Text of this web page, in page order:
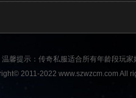
温馨提示：传奇私服适合所有年龄段玩
2011-2022 www.szwzcm.com All